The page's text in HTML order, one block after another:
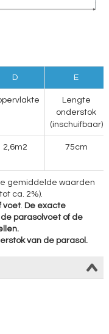
D E
Lengte
onderstok
(inschuifbaar)
2,6m2 75cm
gemiddelde waarden
ca. 2%).
voet. De exacte
parasolvoet of de
van de parasol.